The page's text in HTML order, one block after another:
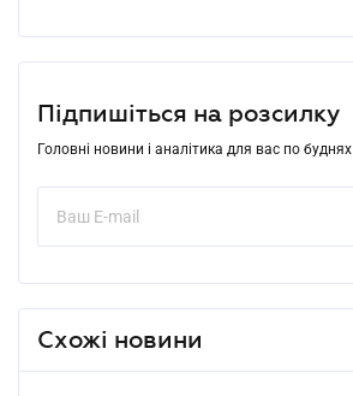
Підпишіться на розсилку
Головні новини і аналітика для вас по буднях
Схожі новини